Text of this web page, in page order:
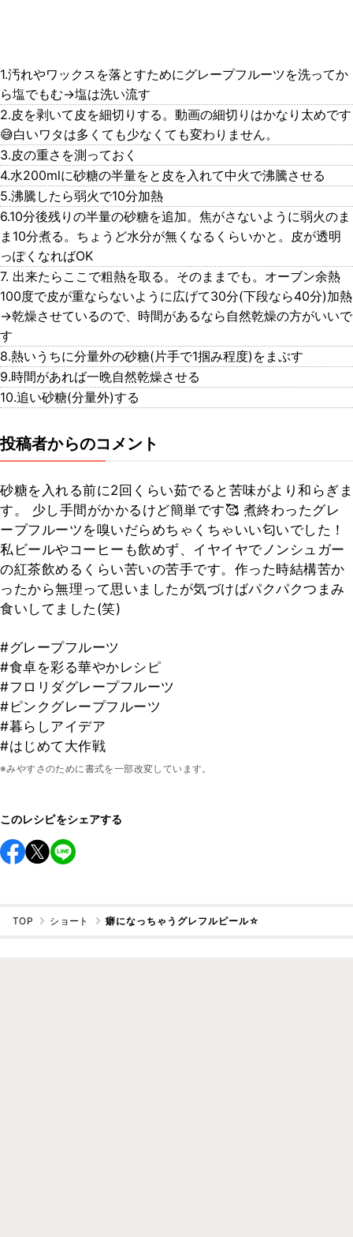
1.汚れやワックスを落とすためにグレープフルーツを洗ってか
ら塩でもむ→塩は洗い流す
2.皮を剥いて皮を細切りする。動画の細切りはかなり太めです
😅白いワタは多くても少なくても変わりません。
3.皮の重さを測っておく
4.水200mlに砂糖の半量をと皮を入れて中火で沸騰させる
5.沸騰したら弱火で10分加熱
6.10分後残りの半量の砂糖を追加。焦がさないように弱火のま
ま10分煮る。ちょうど水分が無くなるくらいかと。皮が透明
っぽくなればOK
7. 出来たらここで粗熱を取る。そのままでも。オーブン余熱
100度で皮が重ならないように広げて30分(下段なら40分)加熱
→乾燥させているので、時間があるなら自然乾燥の方がいいで
す
8.熱いうちに分量外の砂糖(片手で1掴み程度)をまぶす
9.時間があれば一晩自然乾燥させる
10.追い砂糖(分量外)する
投稿者からのコメント
砂糖を入れる前に2回くらい茹でると苦味がより和らぎま
す。 少し手間がかかるけど簡単です🥰 煮終わったグレ
ープフルーツを嗅いだらめちゃくちゃいい匂いでした！
私ビールやコーヒーも飲めず、イヤイヤでノンシュガー
の紅茶飲めるくらい苦いの苦手です。作った時結構苦か
ったから無理って思いましたが気づけばパクパクつまみ
食いしてました(笑)
#グレープフルーツ
#食卓を彩る華やかレシピ
#フロリダグレープフルーツ
#ピンクグレープフルーツ
#暮らしアイデア
#はじめて大作戦
※みやすさのために書式を一部改変しています。
このレシピをシェアする
TOP ショート 癖になっちゃうグレフルピール☆